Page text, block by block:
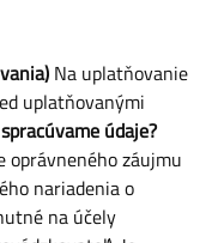
Na uplatňovanie
uplatňovanými
údaje?
oprávneného záujmu
nariadenia o
na účely